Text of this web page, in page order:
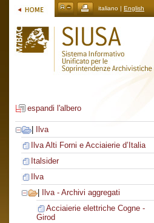
italiano | English
espandi l'albero
Ilva
Ilva Alti Forni e Acciaierie d’Italia
Italsider
Ilva
Ilva - Archivi aggregati
Acciaierie elettriche Cogne -
Girod